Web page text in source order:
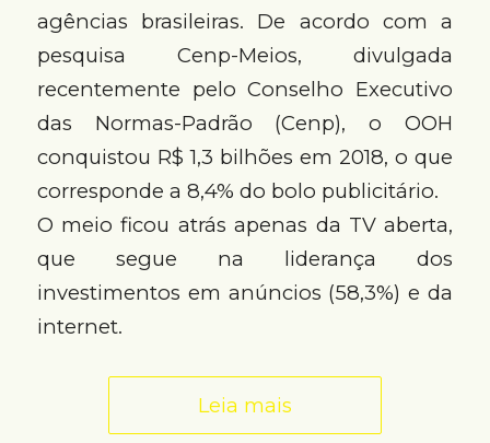
agências brasileiras. De acordo com a
pesquisa Cenp-Meios, divulgada
recentemente pelo Conselho Executivo
das Normas-Padrão (Cenp), o OOH
conquistou R$ 1,3 bilhões em 2018, o que
corresponde a 8,4% do bolo publicitário.
O meio ficou atrás apenas da TV aberta,
que segue na liderança dos
investimentos em anúncios (58,3%) e da
internet.
Leia mais